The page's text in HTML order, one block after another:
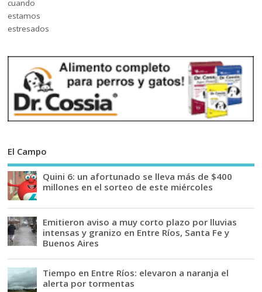
El Campo
Quini 6: un afortunado se lleva más de $400
millones en el sorteo de este miércoles
Emitieron aviso a muy corto plazo por lluvias
intensas y granizo en Entre Ríos, Santa Fe y
Buenos Aires
Tiempo en Entre Ríos: elevaron a naranja el
alerta por tormentas